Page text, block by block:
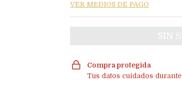
VER MEDIOS DE PAGO
Compra protegida
Tus datos cuidados